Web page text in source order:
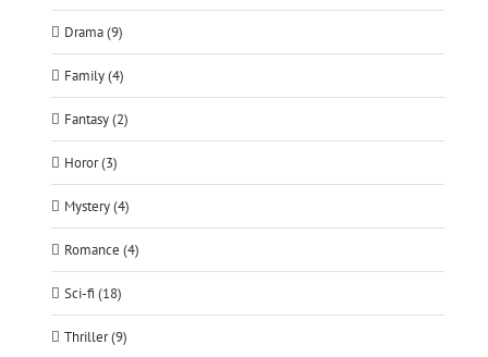
Drama (9)
Family (4)
Fantasy (2)
Horor (3)
Mystery (4)
Romance (4)
Sci-fi (18)
Thriller (9)